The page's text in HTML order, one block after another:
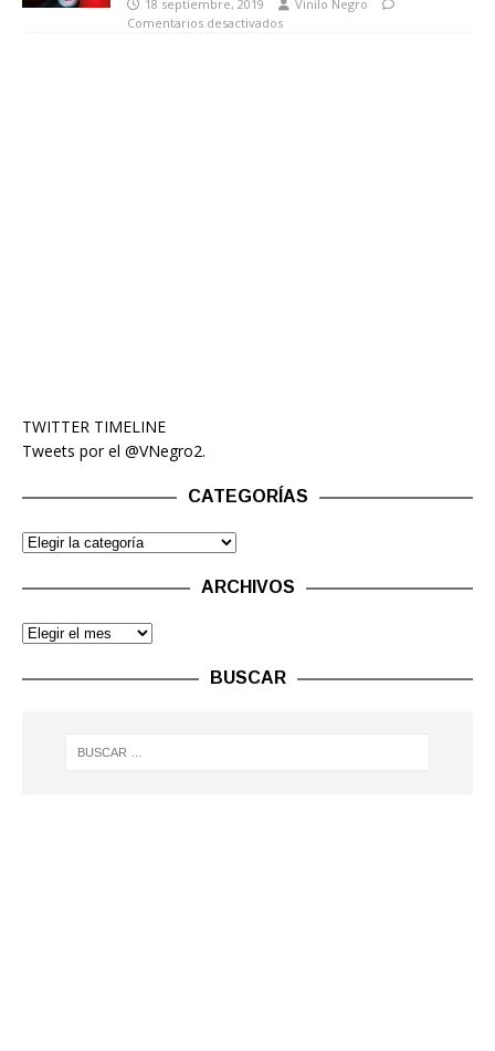
18 septiembre, 2019
Vinilo Negro
Comentarios desactivados
TWITTER TIMELINE
Tweets por el @VNegro2.
CATEGORÍAS
ARCHIVOS
BUSCAR